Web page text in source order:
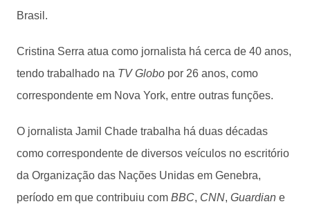
Brasil.
Cristina Serra atua como jornalista há cerca de 40 anos,
tendo trabalhado na TV Globo por 26 anos, como
correspondente em Nova York, entre outras funções.
O jornalista Jamil Chade trabalha há duas décadas
como correspondente de diversos veículos no escritório
da Organização das Nações Unidas em Genebra,
período em que contribuiu com BBC, CNN, Guardian e